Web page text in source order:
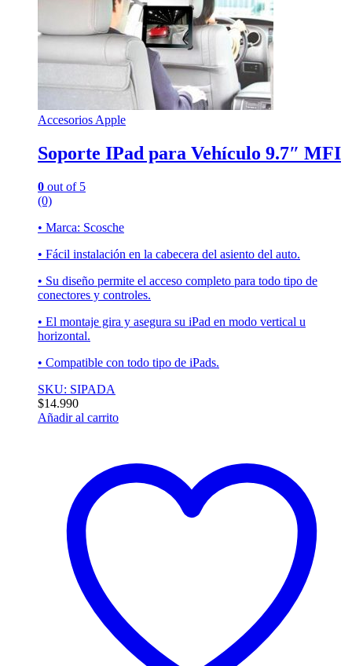
Accesorios Apple
Soporte IPad para Vehículo 9.7″ MFI
0 out of 5
(0)
• Marca: Scosche
• Fácil instalación en la cabecera del asiento del auto.
• Su diseño permite el acceso completo para todo tipo de
conectores y controles.
• El montaje gira y asegura su iPad en modo vertical u
horizontal.
• Compatible con todo tipo de iPads.
SKU: SIPADA
$14.990
Añadir al carrito